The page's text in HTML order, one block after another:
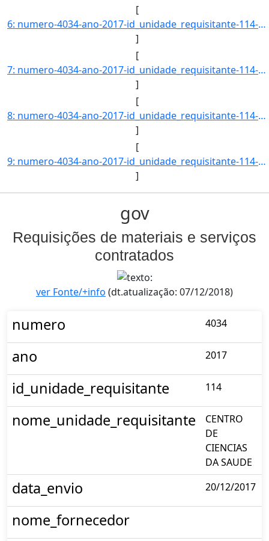
[
6: numero-4034-ano-2017-id_unidade_requisitante-114-nome_unidade_requisitante-CENTRO_DE_CIENCIAS_DA_SAU]
]
[
7: numero-4034-ano-2017-id_unidade_requisitante-114-nome_unidade_requisitante-CENTRO_DE_CIENCIAS_DA_SAU]
]
[
8: numero-4034-ano-2017-id_unidade_requisitante-114-nome_unidade_requisitante-CENTRO_DE_CIENCIAS_DA_SAU]
]
[
9: numero-4034-ano-2017-id_unidade_requisitante-114-nome_unidade_requisitante-CENTRO_DE_CIENCIAS_DA_SAU]
]
gov
Requisições de materiais e serviços
contratados
ver Fonte/+info (dt.atualização: 07/12/2018)
numero 4034
ano 2017
id_unidade_requisitante 114
nome_unidade_requisitante
CENTRO
DE
CIENCIAS
DA SAUDE
data_envio 20/12/2017
nome_fornecedor